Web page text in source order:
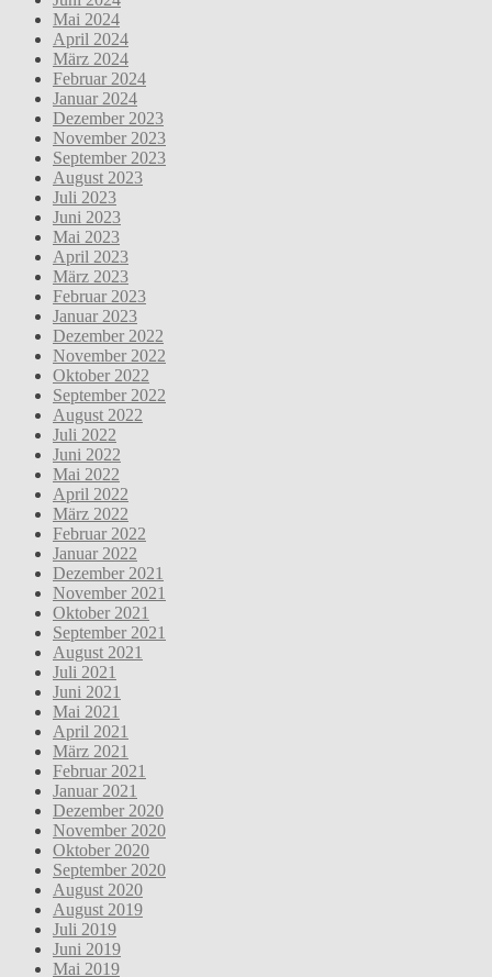
Mai 2024
April 2024
März 2024
Februar 2024
Januar 2024
Dezember 2023
November 2023
September 2023
August 2023
Juli 2023
Juni 2023
Mai 2023
April 2023
März 2023
Februar 2023
Januar 2023
Dezember 2022
November 2022
Oktober 2022
September 2022
August 2022
Juli 2022
Juni 2022
Mai 2022
April 2022
März 2022
Februar 2022
Januar 2022
Dezember 2021
November 2021
Oktober 2021
September 2021
August 2021
Juli 2021
Juni 2021
Mai 2021
April 2021
März 2021
Februar 2021
Januar 2021
Dezember 2020
November 2020
Oktober 2020
September 2020
August 2020
August 2019
Juli 2019
Juni 2019
Mai 2019